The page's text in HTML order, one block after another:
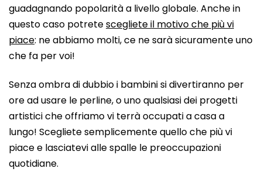
guadagnando popolarità a livello globale. Anche in
questo caso potretescegliete il motivo che più vi
piace: ne abbiamo molti, ce ne sarà sicuramente uno
che fa per voi!
Senza ombra di dubbio i bambini si divertiranno per
ore ad usare le perline, o uno qualsiasi dei progetti
artistici che offriamo vi terrà occupati a casa a
lungo! Scegliete semplicemente quello che più vi
piace e lasciatevi alle spalle le preoccupazioni
quotidiane.